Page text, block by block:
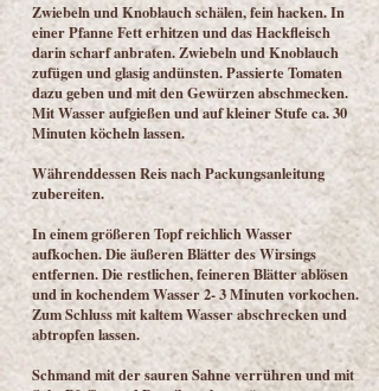
Zwiebeln und Knoblauch schälen, fein hacken. In
einer Pfanne Fett erhitzen und das Hackfleisch
darin scharf anbraten. Zwiebeln und Knoblauch
zufügen und glasig andünsten. Passierte Tomaten
dazu geben und mit den Gewürzen abschmecken.
Mit Wasser aufgießen und auf kleiner Stufe ca. 30
Minuten köcheln lassen.
Währenddessen Reis nach Packungsanleitung
zubereiten.
In einem größeren Topf reichlich Wasser
aufkochen. Die äußeren Blätter des Wirsings
entfernen. Die restlichen, feineren Blätter ablösen
und in kochendem Wasser 2- 3 Minuten vorkochen.
Zum Schluss mit kaltem Wasser abschrecken und
abtropfen lassen.
Schmand mit der sauren Sahne verrühren und mit